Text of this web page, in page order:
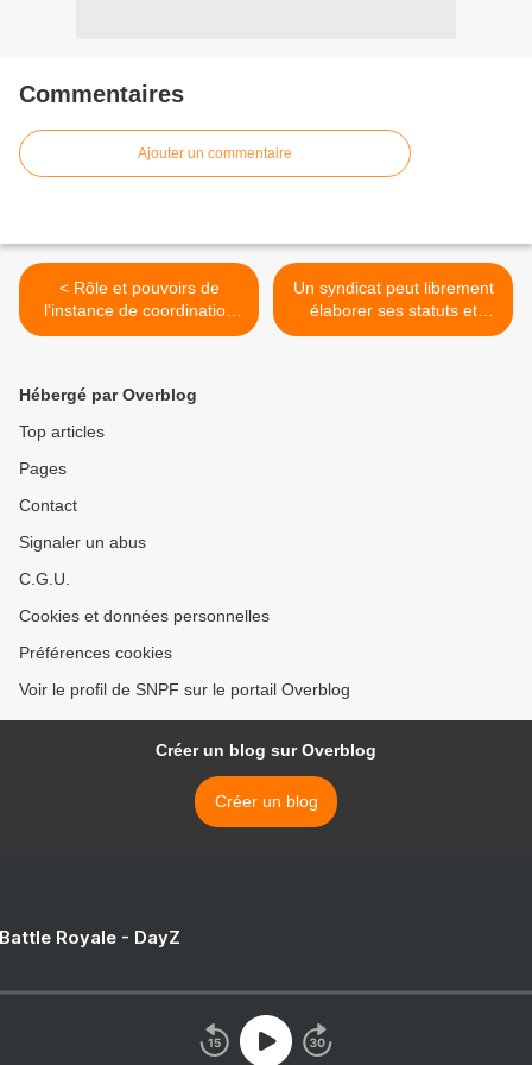
Commentaires
Ajouter un commentaire
< Rôle et pouvoirs de
l'instance de coordination
des CHSCT
Un syndicat peut librement
élaborer ses statuts et
définir ses programmes
Hébergé par Overblog
Top articles
Pages
Contact
Signaler un abus
C.G.U.
Cookies et données personnelles
Préférences cookies
Voir le profil de SNPF sur le portail Overblog
Créer un blog sur Overblog
Créer un blog
Royale - DayZ